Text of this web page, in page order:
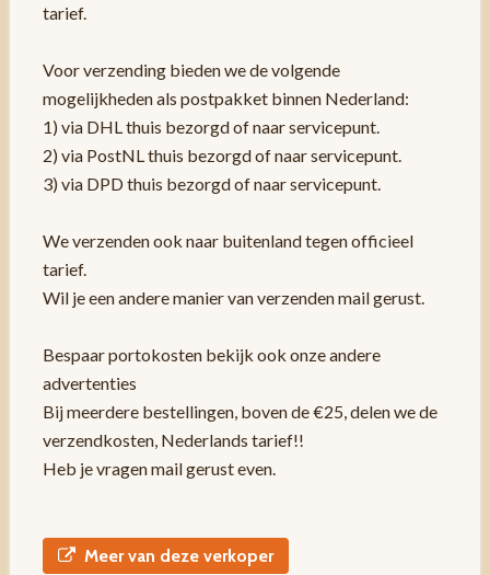
tarief.
Voor verzending bieden we de volgende
mogelijkheden als postpakket binnen Nederland:
1) via DHL thuis bezorgd of naar servicepunt.
2) via PostNL thuis bezorgd of naar servicepunt.
3) via DPD thuis bezorgd of naar servicepunt.
We verzenden ook naar buitenland tegen officieel
tarief.
Wil je een andere manier van verzenden mail gerust.
Bespaar portokosten bekijk ook onze andere
advertenties
Bij meerdere bestellingen, boven de €25, delen we de
verzendkosten, Nederlands tarief!!
Heb je vragen mail gerust even.
Meer van deze verkoper